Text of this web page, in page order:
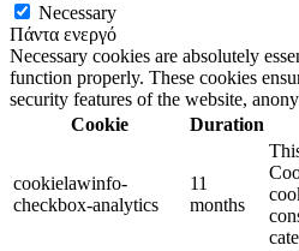
Necessary
Πάντα ενεργό
Necessary cookies are absolutely
function properly. These cookies
security features of the website,
Cookie
Duration
cookielawinfo-
checkbox-analytics
11
months